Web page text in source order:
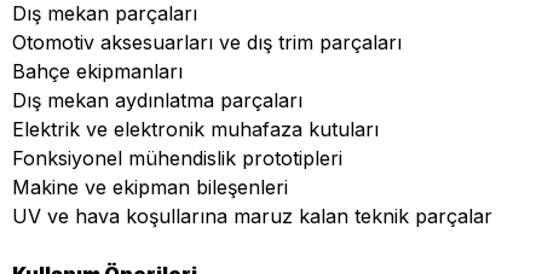
Dış mekan parçaları
Otomotiv aksesuarları ve dış trim parçaları
Bahçe ekipmanları
Dış mekan aydınlatma parçaları
Elektrik ve elektronik muhafaza kutuları
Fonksiyonel mühendislik prototipleri
Makine ve ekipman bileşenleri
UV ve hava koşullarına maruz kalan teknik parçalar